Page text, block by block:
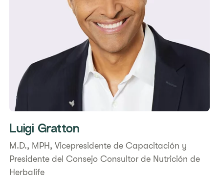
Luigi Gratton
M.D., MPH, Vicepresidente de Capacitación y
Presidente del Consejo Consultor de Nutrición de
Herbalife